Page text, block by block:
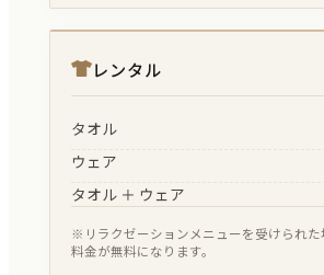
レンタル
タオル
ウェア
タオル ＋ ウェア
※リラクゼーションメニューを受けられた
料金が無料になります。